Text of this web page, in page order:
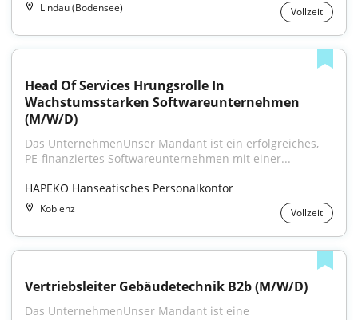
Lindau (Bodensee) Vollzeit
Head Of Services Hrungsrolle In
Wachstumsstarken Softwareunternehmen
(M/W/D)
Das UnternehmenUnser Mandant ist ein erfolgreiches,
PE-finanziertes Softwareunternehmen mit einer...
HAPEKO Hanseatisches Personalkontor
Koblenz Vollzeit
Vertriebsleiter Gebäudetechnik B2b (M/W/D)
Das UnternehmenUnser Mandant ist eine